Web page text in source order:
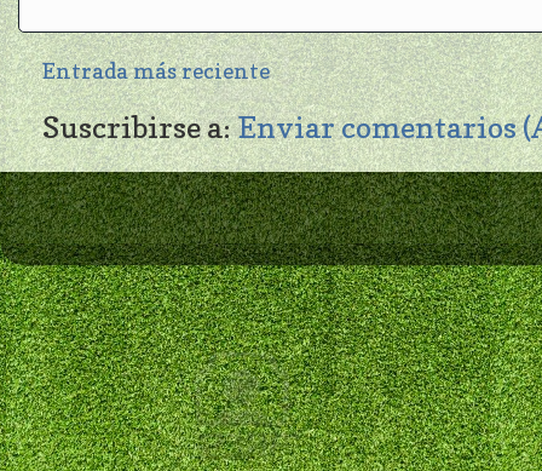
Entrada más reciente
Suscribirse a:Enviar comentarios